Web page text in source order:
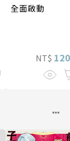
全面啟動
NT$